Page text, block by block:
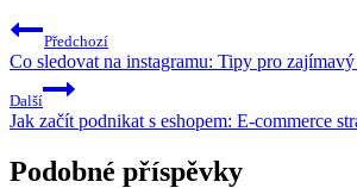
Předchozí
Co sledovat na instagramu: Tipy pro zajímavý
Další
Jak začít podnikat s eshopem: E-commerce
Podobné příspěvky